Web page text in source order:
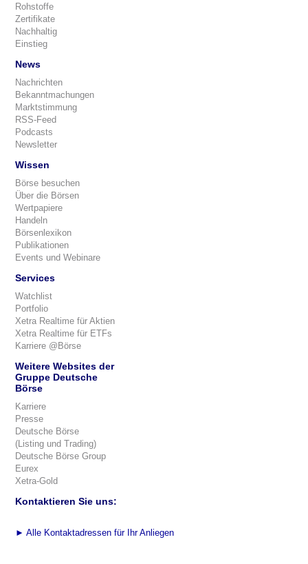
Rohstoffe
Zertifikate
Nachhaltig
Einstieg
News
Nachrichten
Bekanntmachungen
Marktstimmung
RSS-Feed
Podcasts
Newsletter
Wissen
Börse besuchen
Über die Börsen
Wertpapiere
Handeln
Börsenlexikon
Publikationen
Events und Webinare
Services
Watchlist
Portfolio
Xetra Realtime für Aktien
Xetra Realtime für ETFs
Karriere @Börse
Weitere Websites der
Gruppe Deutsche
Börse
Karriere
Presse
Deutsche Börse
(Listing und Trading)
Deutsche Börse Group
Eurex
Xetra-Gold
Kontaktieren Sie uns:
► Alle Kontaktadressen für Ihr Anliegen